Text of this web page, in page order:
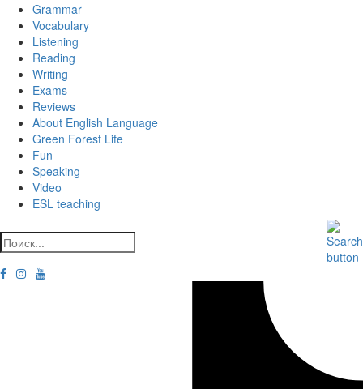
Grammar
Vocabulary
Listening
Reading
Writing
Exams
Reviews
About English Language
Green Forest Life
Fun
Speaking
Video
ESL teaching